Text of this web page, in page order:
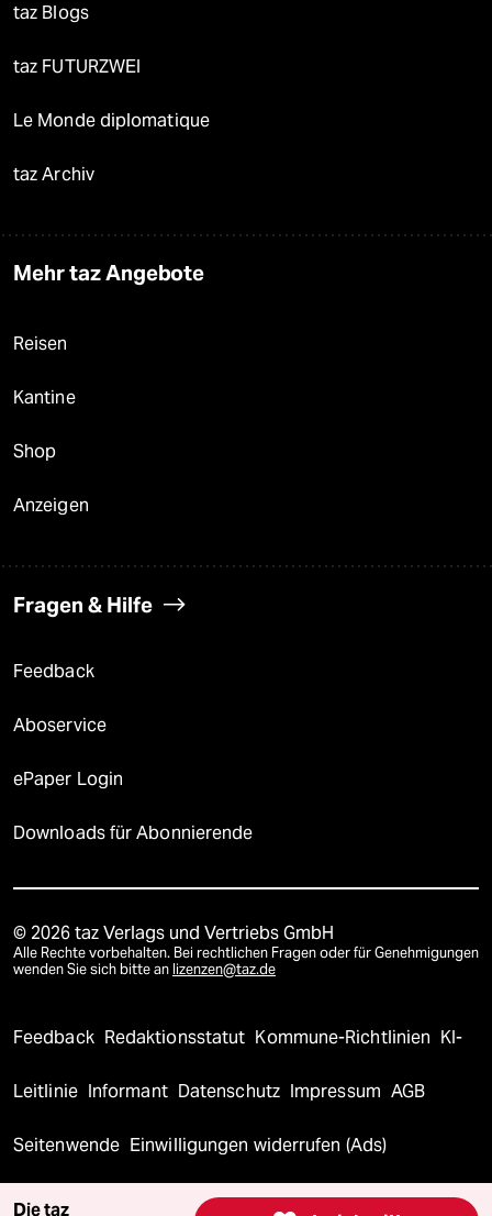
taz Blogs
taz FUTURZWEI
Le Monde diplomatique
taz Archiv
Mehr taz Angebote
Reisen
Kantine
Shop
Anzeigen
Fragen & Hilfe
Feedback
Aboservice
ePaper Login
Downloads für Abonnierende
© 2026 taz Verlags und Vertriebs GmbH
Alle Rechte vorbehalten. Bei rechtlichen Fragen oder für Genehmigungen
wenden Sie sich bitte an lizenzen@taz.de
Feedback Redaktionsstatut Kommune-Richtlinien KI-
Leitlinie Informant Datenschutz Impressum AGB
Seitenwende Einwilligungen widerrufen (Ads)
Die taz